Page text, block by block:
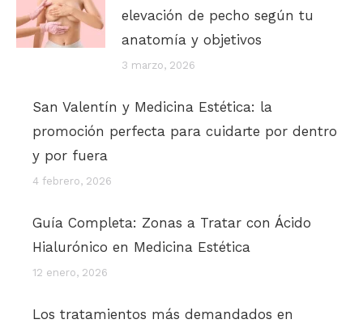
elevación de pecho según tu
anatomía y objetivos
3 marzo, 2026
San Valentín y Medicina Estética: la
promoción perfecta para cuidarte por dentro
y por fuera
4 febrero, 2026
Guía Completa: Zonas a Tratar con Ácido
Hialurónico en Medicina Estética
12 enero, 2026
Los tratamientos más demandados en